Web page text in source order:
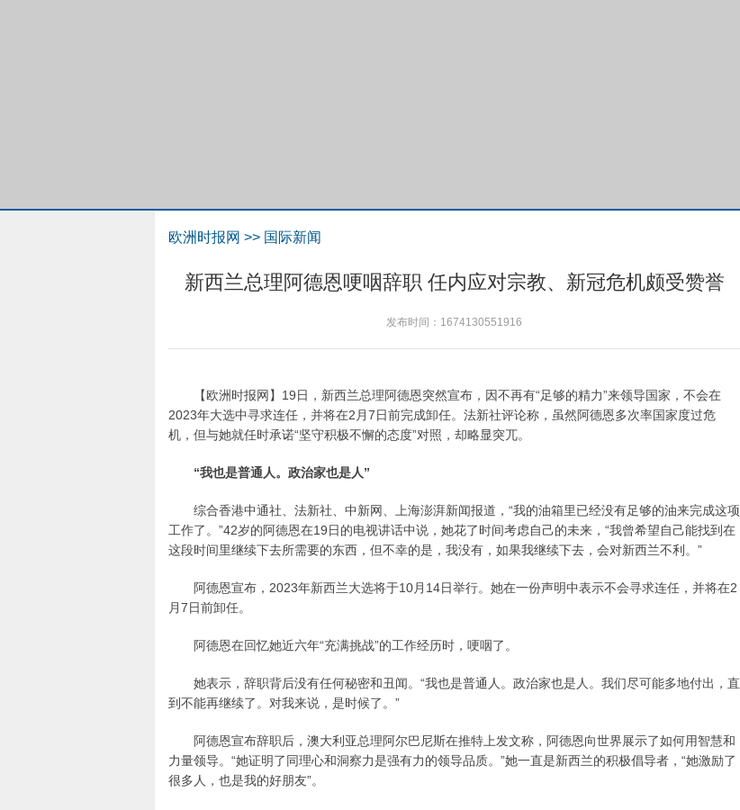
欧洲时报网 >> 国际新闻
新西兰总理阿德恩哽咽辞职 任内应对宗教、新冠危机颇受赞誉
发布时间： 1674130551916
【欧洲时报网】19日，新西兰总理阿德恩突然宣布，因不再有“足够的精力”来领导国家，不会在
2023年大选中寻求连任，并将在2月7日前完成卸任。法新社评论称，虽然阿德恩多次率国家度过危
机，但与她就任时承诺“坚守积极不懈的态度”对照，却略显突兀。
“我也是普通人。政治家也是人”
综合香港中通社、法新社、中新网、上海澎湃新闻报道，“我的油箱里已经没有足够的油来完成这项
工作了。”42岁的阿德恩在19日的电视讲话中说，她花了时间考虑自己的未来，“我曾希望自己能找到在
这段时间里继续下去所需要的东西，但不幸的是，我没有，如果我继续下去，会对新西兰不利。”
阿德恩宣布，2023年新西兰大选将于10月14日举行。她在一份声明中表示不会寻求连任，并将在2
月7日前卸任。
阿德恩在回忆她近六年“充满挑战”的工作经历时，哽咽了。
她表示，辞职背后没有任何秘密和丑闻。“我也是普通人。政治家也是人。我们尽可能多地付出，直
到不能再继续了。对我来说，是时候了。”
阿德恩宣布辞职后，澳大利亚总理阿尔巴尼斯在推特上发文称，阿德恩向世界展示了如何用智慧和
力量领导。“她证明了同理心和洞察力是强有力的领导品质。”她一直是新西兰的积极倡导者，“她激励了
很多人，也是我的好朋友”。